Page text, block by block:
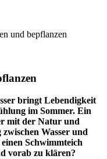
und bepflanzen
bringt Lebendigkeit
im Sommer. Ein
mit der Natur und
Wasser und
Schwimmteich
vorab zu klären?